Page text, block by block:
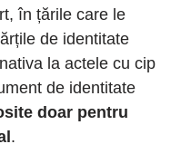
în țările care le
de identitate
la actele cu cip
de identitate
doar pentru
.